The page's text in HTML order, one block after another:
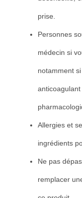
prise.
Personnes
médecin si
notamment
Allergies et
ingrédients
Ne pas
remplacer